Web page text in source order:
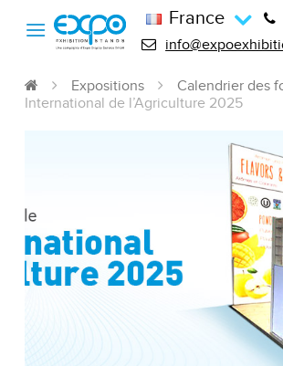
France
Expositions
Calendrier des
International de l’Agriculture 2025